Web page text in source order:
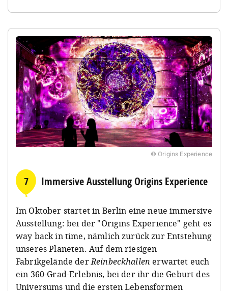
© Origins Experience
7 Immersive Ausstellung Origins Experience
Im Oktober startet in Berlin eine neue immersive
Ausstellung: bei der "Origins Experience" geht es
way back in time, nämlich zurück zur Entstehung
unseres Planeten. Auf dem riesigen
Fabrikgelände derReinbeckhallen erwartet euch
ein 360-Grad-Erlebnis, bei der ihr die Geburt des
Universums und die ersten Lebensformen